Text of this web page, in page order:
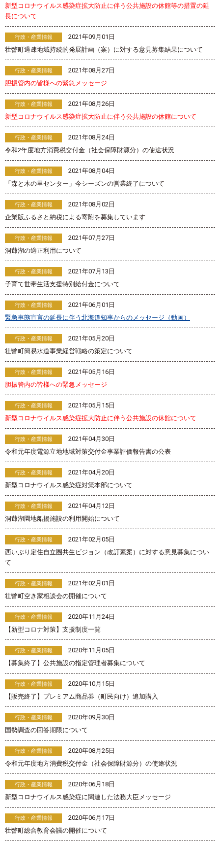
新型コロナウイルス感染症拡大防止に伴う公共施設の休館等の措置の延
長について
行政・産業情報
2021年09月01日
壮瞥町過疎地域持続的発展計画（案）に対する意見募集結果について
行政・産業情報
2021年08月27日
胆振管内の皆様への緊急メッセージ
行政・産業情報
2021年08月26日
新型コロナウイルス感染症拡大防止に伴う公共施設の休館について
行政・産業情報
2021年08月24日
令和2年度地方消費税交付金（社会保障財源分）の使途状況
行政・産業情報
2021年08月04日
「森と木の里センター」今シーズンの営業終了について
行政・産業情報
2021年08月02日
企業版ふるさと納税による寄附を募集しています
行政・産業情報
2021年07月27日
洞爺湖の適正利用について
行政・産業情報
2021年07月13日
子育て世帯生活支援特別給付金について
行政・産業情報
2021年06月01日
緊急事態宣言の延長に伴う北海道知事からのメッセージ（動画）
行政・産業情報
2021年05月20日
壮瞥町簡易水道事業経営戦略の策定について
行政・産業情報
2021年05月16日
胆振管内の皆様への緊急メッセージ
行政・産業情報
2021年05月15日
新型コロナウイルス感染症拡大防止に伴う公共施設の休館について
行政・産業情報
2021年04月30日
令和元年度電源立地地域対策交付金事業評価報告書の公表
行政・産業情報
2021年04月20日
新型コロナウイルス感染症対策本部について
行政・産業情報
2021年04月12日
洞爺湖園地船揚施設の利用開始について
行政・産業情報
2021年02月05日
西いぶり定住自立圏共生ビジョン（改訂素案）に対する意見募集につい
て
行政・産業情報
2021年02月01日
壮瞥町空き家相談会の開催について
行政・産業情報
2020年11月24日
【新型コロナ対策】支援制度一覧
行政・産業情報
2020年11月05日
【募集終了】公共施設の指定管理者募集について
行政・産業情報
2020年10月15日
【販売終了】プレミアム商品券（町民向け）追加購入
行政・産業情報
2020年09月30日
国勢調査の回答期限について
行政・産業情報
2020年08月25日
令和元年度地方消費税交付金（社会保障財源分）の使途状況
行政・産業情報
2020年06月18日
新型コロナウイルス感染症に関連した法務大臣メッセージ
行政・産業情報
2020年06月17日
壮瞥町総合教育会議の開催について